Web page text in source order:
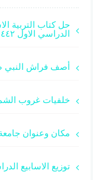
حل كتاب التربية
الدراسي الاول ١٤٤٢ الوحدة الثانية ؟
أصف فراش النبي
خلفيات غروب الشمس
مكان وعنوان جامعة
توزيع الاسابيع